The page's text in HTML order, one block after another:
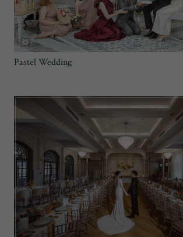
Pastel Wedding